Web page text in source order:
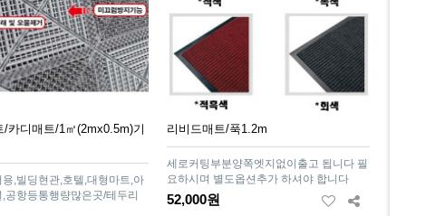
/카디매트/1㎡(2mx0.5m)기
용,빌딩현관,호텔,대형마트,아
공항등통행량많은곳/테두리
리비드매트/푹1.2m
세로커팅부분양쪽엣지없이출고 됩니다 필
요하시며 별도옵션추가 하셔야 합니다
52,000원